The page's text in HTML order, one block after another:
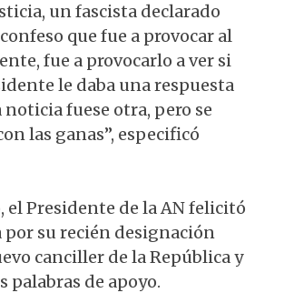
un fascista declarado
que fue a provocar al
fue a provocarlo a ver si
le daba una respuesta
noticia fuese otra, pero se
las ganas”, especificó
el Presidente de la AN felicitó
por su recién designación
canciller de la República y
palabras de apoyo.